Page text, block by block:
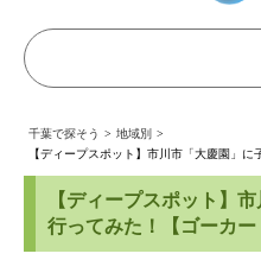
千葉で探そう > 地域別 >
【ディープスポット】市川市「大慶園」に
【ディープスポット】
行ってみた！【ゴーカー